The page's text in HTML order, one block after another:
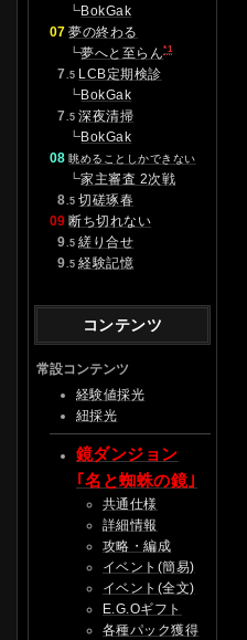
┗BokGak
07 夢の終わる
┗夢へと至らん*1
07 .5 LCB定期検診
┗BokGak
07 .5 深夜清掃
┗BokGak
08 眺めることしかできない
┗家主審査 2次戦
08.5 切磋琢春
09 断ち切れない
09.5 縒り合せ
09.5 経験記憶
コンテンツ
常設コンテンツ
経験値採光
紐採光
鏡ダンジョン
｢名と蜘蛛の鏡｣
共通仕様
詳細情報
攻略・編成
イベント(簡易)
イベント(全文)
E.G.Oギフト
各種パック獲得